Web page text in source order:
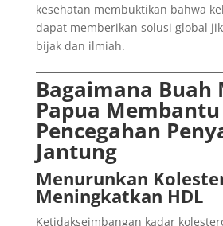
kesehatan membuktikan bahwa
dapat memberikan solusi global
bijak dan ilmiah.
Bagaimana Buah
Papua Membantu
Pencegahan
Jantung
Menurunkan
Meningkatkan HDL
Ketidakseimbangan kadar